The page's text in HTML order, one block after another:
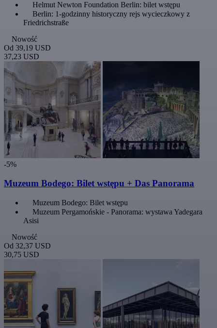
Helmut Newton Foundation Berlin: bilet wstępu
Berlin: 1-godzinny historyczny rejs wycieczkowy z
Friedrichstraße
Nowość
Od 39,19 USD
37,23 USD
-5%
Muzeum Bodego: Bilet wstępu + Das Panorama
Muzeum Bodego: Bilet wstępu
Muzeum Pergamońskie - Panorama: wystawa Yadegara
Asisi
Nowość
Od 32,37 USD
30,75 USD